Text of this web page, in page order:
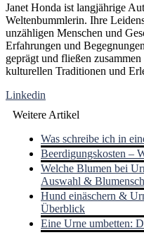
Janet Honda ist langjährige
Weltenbummlerin. Ihre
unzähligen Menschen und
Erfahrungen und
geprägt und fließen
kulturellen Traditionen und
Linkedin
Weitere Artikel
Was schreibe ich in
Beerdigungskosten –
Welche Blumen bei
Auswahl &
Hund einäschern &
Überblick
Eine Urne umbetten: